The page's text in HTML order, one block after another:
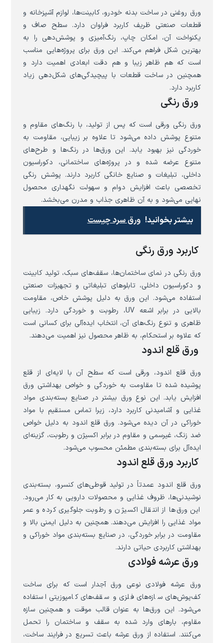
ورق روغنی در ساخت بدنه خودرو، کابینت‌ها، لوازم آشپزخانه و
قطعات صنعتی ظریف کاربرد فراوان دارد. سطح صاف و
یکنواخت آن، امکان چاپ، رنگ‌آمیزی و پوشش‌دهی را به
بهترین شکل فراهم می‌کند. این ورق برای پروژه‌هایی مناسب
است که هم ظاهر زیبا و هم دقت ابعادی اهمیت دارد و
همچنین در ساخت قطعات با پیچیدگی‌های شکل‌دهی زیاد
کاربرد دارد.
ورق رنگی
ورق رنگی ورقی است که پس از تولید، با رنگ‌های مقاوم و
متنوع پوشش داده می‌شود تا علاوه بر زیبایی، مقاومت به
خوردگی نیز بهبود یابد. این ورق‌ها در رنگ‌ها و طرح‌های
متنوع عرضه شده و در پروژه‌های ساختمانی، دکوراسیون
داخلی، تبلیغات و صنایع خانگی کاربرد دارند. پوشش رنگی
تخصصی باعث افزایش دوام و سهولت نگهداری محصول
نهایی می‌شود و به آن ظاهری جذاب و مدرن می‌بخشد.
بیشتر بخوانید! ورق سرد چیست
کاربرد ورق رنگی
ورق رنگی در نمای ساختمان‌ها، سقف‌های سبک، تولید کابینت
و دکوراسیون داخلی، تابلوهای تبلیغاتی و تجهیزات صنعتی
استفاده می‌شود. این ورق به دلیل پوشش خاص، مقاومت
بالایی در برابر اشعه UV، رطوبت و خوردگی دارد. زیبایی
ظاهری و تنوع رنگ‌های آن، انتخاب ایده‌آلی برای کسانی است
که علاوه بر استحکام، به ظاهر محصول نیز اهمیت می‌دهند.
ورق قلع اندود
ورق قلع اندود، ورقی است که سطح آن با لایه‌ای از قلع
پوشیده شده تا مقاومت به خوردگی و خواص بهداشتی ورق
افزایش یابد. این نوع ورق بیشتر در صنایع بسته‌بندی مواد
غذایی و آشامیدنی کاربرد دارد، زیرا تماس مستقیم با مواد
خوراکی در آن دیده می‌شود. ورق قلع اندود به دلیل خواص
ضد زنگ، غیرسمی و مقاوم در برابر اکسیژن و رطوبت، گزینه‌ای
ایده‌آل برای بسته‌بندی مطمئن محسوب می‌شود.
کاربرد ورق قلع اندود
ورق قلع اندود عمدتاً در تولید قوطی‌های کنسرو، بسته‌بندی
نوشیدنی‌ها، ظروف غذایی و محصولات دارویی به کار می‌رود.
این ورق‌ها از انتقال اکسیژن و رطوبت جلوگیری کرده و عمر
مواد غذایی را افزایش می‌دهند. همچنین به دلیل ایمنی بالا و
مقاومت در برابر خوردگی، در صنایع بسته‌بندی مواد خوراکی و
بهداشتی کاربردی حیاتی دارند.
ورق عرشه فولادی
ورق عرشه فولادی نوعی ورق آجدار است که برای ساخت
کف‌پوش‌های سازه‌های فلزی و سقف‌های کامپوزیتی استفاده
می‌شود. این ورق‌ها به عنوان قالب موقت و همچنین سازه
مقاوم، بارهای وارد شده به سقف و ساختمان را تحمل
می‌کنند. استفاده از ورق عرشه باعث تسریع در فرایند ساخت،